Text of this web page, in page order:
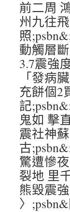
前二周
州九往
照
動觸層
3.7震強
「發病
充餅個2
記
鬼如 擊
震社神
古
驚遭慘
裂地 里
熊毀震
〉